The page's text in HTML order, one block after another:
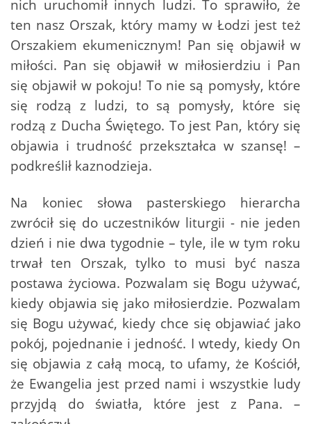
nich uruchomił innych ludzi. To sprawiło, że
ten nasz Orszak, który mamy w Łodzi jest też
Orszakiem ekumenicznym! Pan się objawił w
miłości. Pan się objawił w miłosierdziu i Pan
się objawił w pokoju! To nie są pomysły, które
się rodzą z ludzi, to są pomysły, które się
rodzą z Ducha Świętego. To jest Pan, który się
objawia i trudność przekształca w szansę! –
podkreślił kaznodzieja.
Na koniec słowa pasterskiego hierarcha
zwrócił się do uczestników liturgii - nie jeden
dzień i nie dwa tygodnie – tyle, ile w tym roku
trwał ten Orszak, tylko to musi być nasza
postawa życiowa. Pozwalam się Bogu używać,
kiedy objawia się jako miłosierdzie. Pozwalam
się Bogu używać, kiedy chce się objawiać jako
pokój, pojednanie i jedność. I wtedy, kiedy On
się objawia z całą mocą, to ufamy, że Kościół,
że Ewangelia jest przed nami i wszystkie ludy
przyjdą do światła, które jest z Pana. –